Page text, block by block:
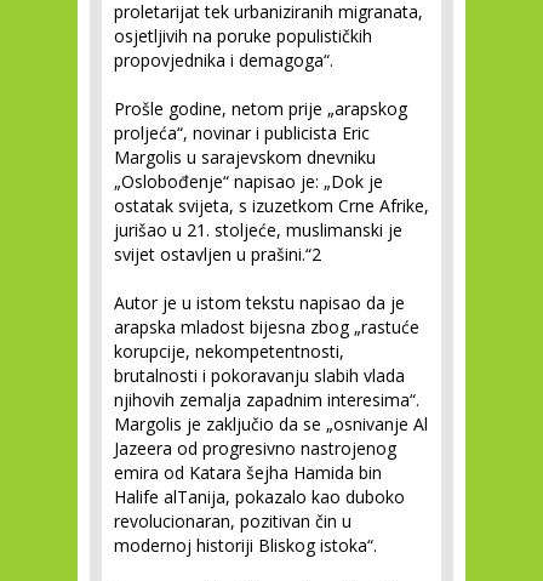
proletarijat tek urbaniziranih migranata,
osjetljivih na poruke populističkih
propovjednika i demagoga“.
Prošle godine, netom prije „arapskog
proljeća“, novinar i publicista Eric
Margolis u sarajevskom dnevniku
„Oslobođenje“ napisao je: „Dok je
ostatak svijeta, s izuzetkom Crne Afrike,
jurišao u 21. stoljeće, muslimanski je
svijet ostavljen u prašini.“2
Autor je u istom tekstu napisao da je
arapska mladost bijesna zbog „rastuće
korupcije, nekompetentnosti,
brutalnosti i pokoravanju slabih vlada
njihovih zemalja zapadnim interesima“.
Margolis je zaključio da se „osnivanje Al
Jazeera od progresivno nastrojenog
emira od Katara šejha Hamida bin
Halife alTanija, pokazalo kao duboko
revolucionaran, pozitivan čin u
modernoj historiji Bliskog istoka“.